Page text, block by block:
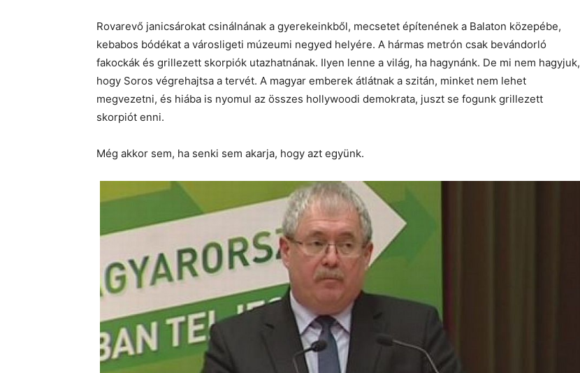
Rovarevő janicsárokat csinálnának a gyerekeinkből, mecsetet építenének a Balaton közepébe,
kebabos bódékat a városligeti múzeumi negyed helyére. A hármas metrón csak bevándorló
fakockák és grillezett skorpiók utazhatnának. Ilyen lenne a világ, ha hagynánk. De mi nem hagyjuk,
hogy Soros végrehajtsa a tervét. A magyar emberek átlátnak a szitán, minket nem lehet
megvezetni, és hiába is nyomul az összes hollywoodi demokrata, juszt se fogunk grillezett
skorpiót enni.
Még akkor sem, ha senki sem akarja, hogy azt együnk.